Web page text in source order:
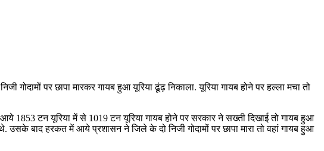
गोदामों पर छापा मारकर गायब हुआ यूरिया ढूंढ़ निकाला. यूरिया गायब होने पर हल्ला मचा तो
1853 टन यूरिया में से 1019 टन यूरिया गायब होने पर सरकार ने सख्ती दिखाई तो गायब हुआ
बाद हरकत में आये प्रशासन ने जिले के दो निजी गोदामों पर छापा मारा तो वहां गायब हुआ